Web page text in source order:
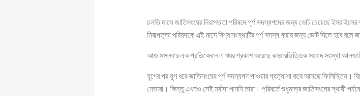
চলতি মাসে জাতিসংঘের নিরাপত্তা পরিষদে পূর্ণ সদস্যপদের জন্য ভোট চেয়েছে
নিরাপত্তা পরিষদকে এই মাসে বিশ্ব সংস্থাটির পূর্ণ সদস্য করার জন্য ভোট দিতে হবে বলে
আজ মঙ্গলবার এক প্রতিবেদনে এ খবর প্রকাশ করেছে কাতারভিত্তিক সংবাদ সংস্থা
যুগের পর যুগ ধরে জাতিসংঘের পূর্ণ সদস্যপদ পাওয়ার প্রত্যাশা করে আসছে ফিলিস্তিন।
নেতারা। কিন্তু এখনও সেই মর্যাদা পাননি তারা। পরিবর্তে শুধুমাত্র জাতিসংঘের স্থায়ী